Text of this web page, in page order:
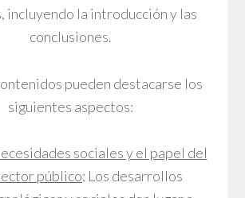
incluyendo la introducción y las
conclusiones.
pueden destacarse los
siguientes aspectos:
sociales y el papel del
público: Los desarrollos